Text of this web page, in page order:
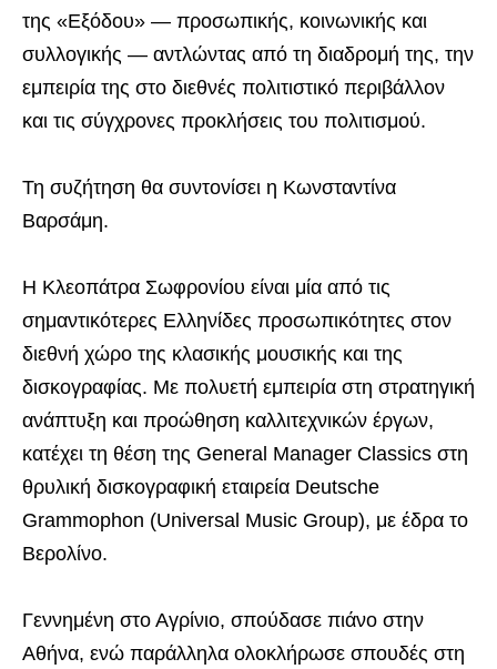
της «Εξόδου» — προσωπικής, κοινωνικής και
συλλογικής — αντλώντας από τη διαδρομή της, την
εμπειρία της στο διεθνές πολιτιστικό περιβάλλον
και τις σύγχρονες προκλήσεις του πολιτισμού.
Τη συζήτηση θα συντονίσει η Κωνσταντίνα
Βαρσάμη.
Η Κλεοπάτρα Σωφρονίου είναι μία από τις
σημαντικότερες Ελληνίδες προσωπικότητες στον
διεθνή χώρο της κλασικής μουσικής και της
δισκογραφίας. Με πολυετή εμπειρία στη στρατηγική
ανάπτυξη και προώθηση καλλιτεχνικών έργων,
κατέχει τη θέση της General Manager Classics στη
θρυλική δισκογραφική εταιρεία Deutsche
Grammophon (Universal Music Group), με έδρα το
Βερολίνο.
Γεννημένη στο Αγρίνιο, σπούδασε πιάνο στην
Αθήνα, ενώ παράλληλα ολοκλήρωσε σπουδές στη